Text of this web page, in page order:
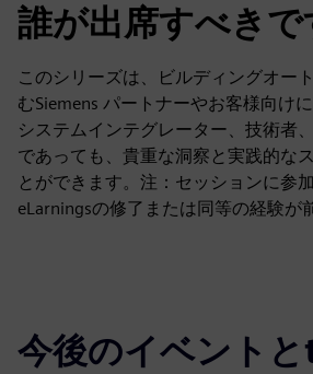
誰が出席すべきで
このシリーズは、ビルディングオー
むSiemens パートナーやお客様向け
システムインテグレーター、技術者
であっても、貴重な洞察と実践的な
とができます。注：セッションに参
eLarningsの修了または同等の経験が
今後のイベント